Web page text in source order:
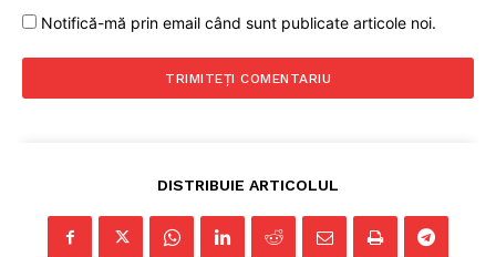
Notifică-mă prin email când sunt publicate articole noi.
DISTRIBUIE ARTICOLUL